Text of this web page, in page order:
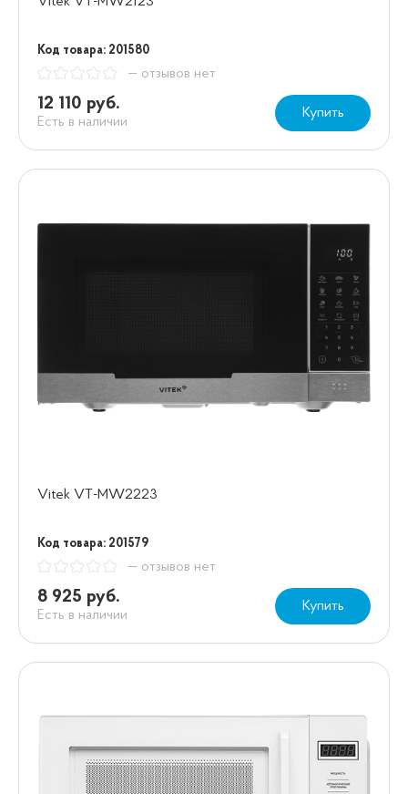
Код товара: 201580
— отзывов нет
12 110 руб.
Есть в наличии
Купить
Vitek VT-MW2223
Код товара: 201579
— отзывов нет
8 925 руб.
Есть в наличии
Купить